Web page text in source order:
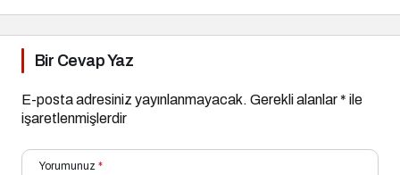
Bir Cevap Yaz
E-posta adresiniz yayınlanmayacak. Gerekli alanlar* ile
işaretlenmişlerdir
Yorumunuz *